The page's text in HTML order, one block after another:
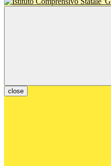
close